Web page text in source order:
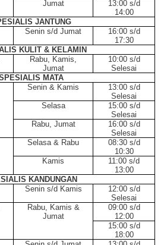
Jumat
13:00 s/d
14:00
JANTUNG
Senin s/d Jumat
16:00 s/d
17:30
KULIT & KELAMIN
Rabu, Kamis,
Jumat
10:00 s/d
Selesai
MATA
Senin & Kamis
13:00 s/d
Selesai
Selasa
15:00 s/d
Selesai
Rabu, Jumat
16:00 s/d
Selesai
Selasa & Rabu
08:30 s/d
10:30
Kamis
11:00 s/d
13:00
KANDUNGAN
Senin s/d Kamis
12:00 s/d
Selesai
Rabu, Kamis &
Jumat
09:00 s/d
12:00
15:00 s/d
18:00